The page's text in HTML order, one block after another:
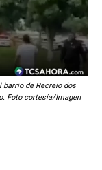
barrio de Recreio dos
Foto cortesía/Imagen